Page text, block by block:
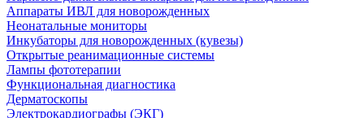
Аппараты ИВЛ для новорожденных
Неонатальные мониторы
Инкубаторы для новорожденных (кувезы)
Открытые реанимационные системы
Лампы фототерапии
Функциональная диагностика
Дерматоскопы
Электрокардиографы (ЭКГ)